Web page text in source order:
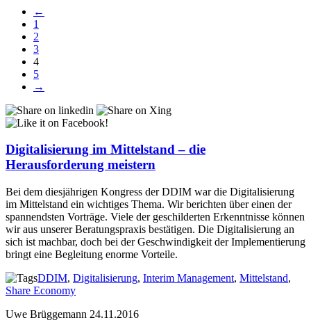
←
1
2
3
4
5
→
Digitalisierung im Mittelstand – die
Herausforderung meistern
Bei dem diesjährigen Kongress der DDIM war die Digitalisierung
im Mittelstand ein wichtiges Thema. Wir berichten über einen der
spannendsten Vorträge. Viele der geschilderten Erkenntnisse können
wir aus unserer Beratungspraxis bestätigen. Die Digitalisierung an
sich ist machbar, doch bei der Geschwindigkeit der Implementierung
bringt eine Begleitung enorme Vorteile.
DDIM, Digitalisierung, Interim Management, Mittelstand,
Share Economy
Uwe Brüggemann 24.11.2016